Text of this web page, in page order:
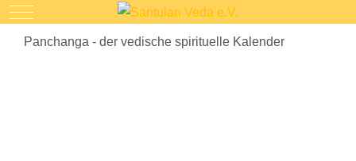
Mobile Menu Toggle
Panchanga - der vedische spirituelle Kalender